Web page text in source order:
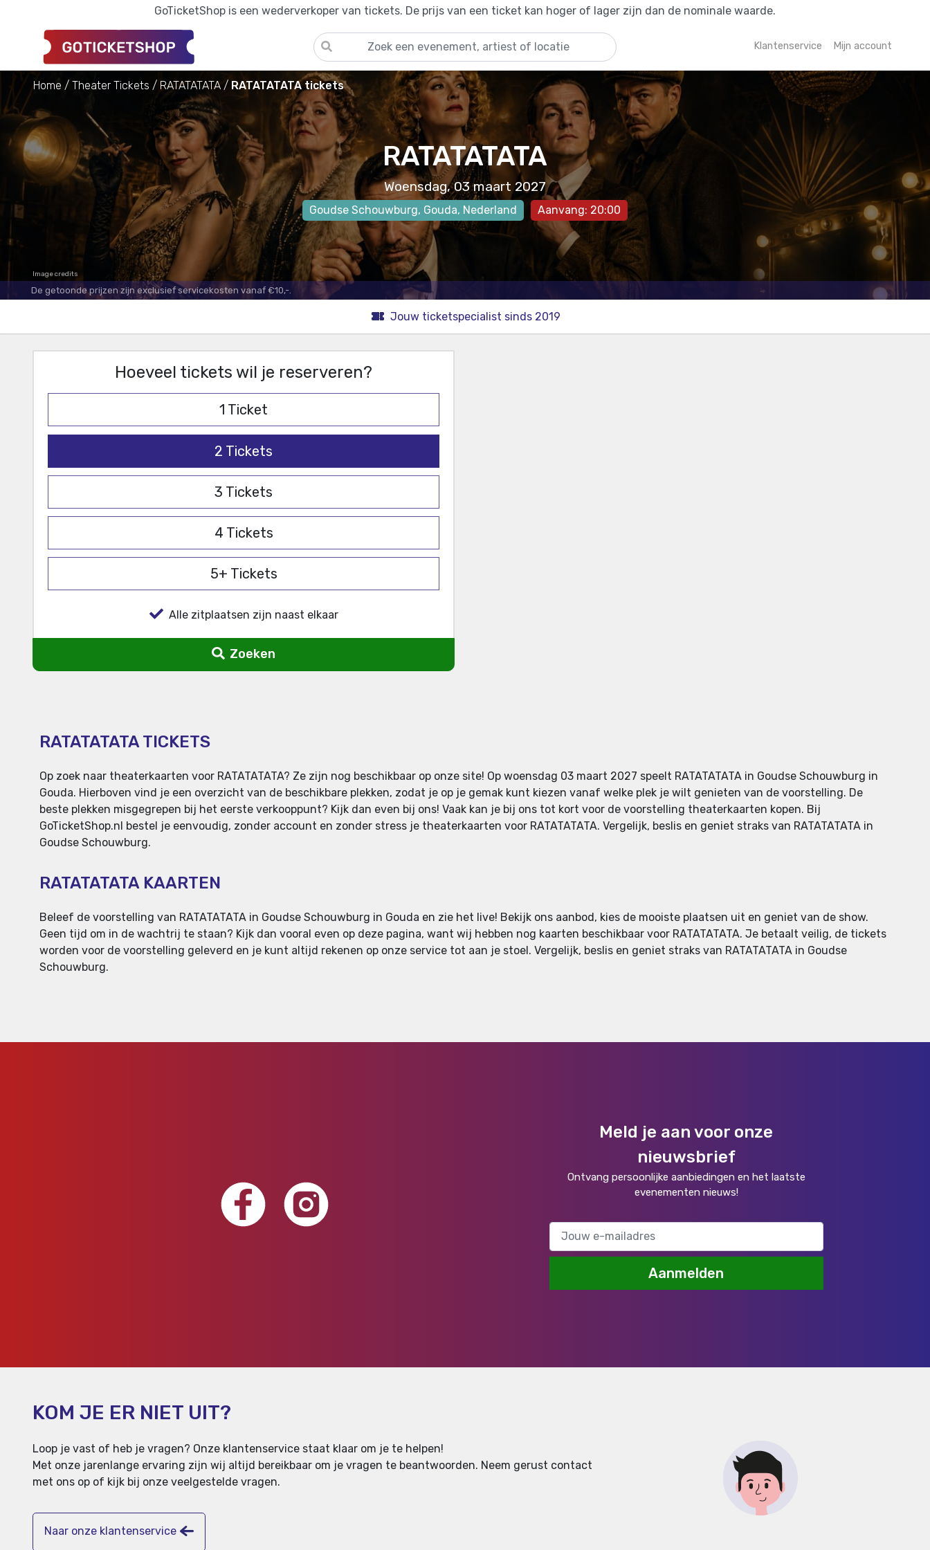
GoTicketShop is een wederverkoper van tickets. De prijs van een ticket kan hoger of lager zijn dan de nominale waarde.
Klantenservice Mijn account
Home Theater Tickets RATATATATA RATATATATA tickets
RATATATATA
Woensdag, 03 maart 2027
Goudse Schouwburg, Gouda, Nederland Aanvang: 20:00
Image credits
De getoonde prijzen zijn exclusief servicekosten vanaf €10,-.
Jouw ticketspecialist sinds 2019
Hoeveel tickets wil je reserveren?
1 Ticket
2 Tickets
3 Tickets
4 Tickets
5+ Tickets
Alle zitplaatsen zijn naast elkaar
Zoeken
RATATATATA TICKETS
Op zoek naar theaterkaarten voor RATATATATA? Ze zijn nog beschikbaar op onze site! Op woensdag 03 maart 2027 speelt RATATATATA in Goudse Schouwburg in
Gouda. Hierboven vind je een overzicht van de beschikbare plekken, zodat je op je gemak kunt kiezen vanaf welke plek je wilt genieten van de voorstelling. De
beste plekken misgegrepen bij het eerste verkooppunt? Kijk dan even bij ons! Vaak kan je bij ons tot kort voor de voorstelling theaterkaarten kopen. Bij
GoTicketShop.nl bestel je eenvoudig, zonder account en zonder stress je theaterkaarten voor RATATATATA. Vergelijk, beslis en geniet straks van RATATATATA in
Goudse Schouwburg.
RATATATATA KAARTEN
Beleef de voorstelling van RATATATATA in Goudse Schouwburg in Gouda en zie het live! Bekijk ons aanbod, kies de mooiste plaatsen uit en geniet van de show.
Geen tijd om in de wachtrij te staan? Kijk dan vooral even op deze pagina, want wij hebben nog kaarten beschikbaar voor RATATATATA. Je betaalt veilig, de tickets
worden voor de voorstelling geleverd en je kunt altijd rekenen op onze service tot aan je stoel. Vergelijk, beslis en geniet straks van RATATATATA in Goudse
Schouwburg.
Meld je aan voor onze
nieuwsbrief
Ontvang persoonlijke aanbiedingen en het laatste
evenementen nieuws!
Aanmelden
KOM JE ER NIET UIT?
Loop je vast of heb je vragen? Onze klantenservice staat klaar om je te helpen!
Met onze jarenlange ervaring zijn wij altijd bereikbaar om je vragen te beantwoorden. Neem gerust contact
met ons op of kijk bij onze veelgestelde vragen.
Naar onze klantenservice